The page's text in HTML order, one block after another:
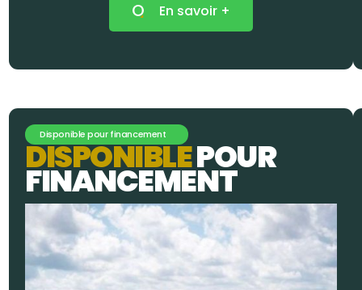
En savoir +
Disponible pour financement
DISPONIBLEPOUR
FINANCEMENT